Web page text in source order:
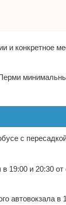
и конкретное
с
19:00 и 20:30
автовокзала